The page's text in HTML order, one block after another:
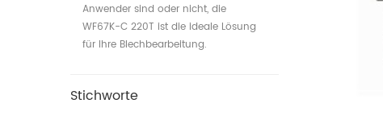
Anwender sind oder nicht, die
WF67K-C 220T ist die ideale Lösung
für Ihre Blechbearbeitung.
Stichworte